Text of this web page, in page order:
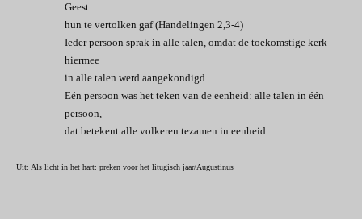
Geest
hun te vertolken gaf (Handelingen 2,3-4)
Ieder persoon sprak in alle talen, omdat de toekomstige kerk
hiermee
in alle talen werd aangekondigd.
Eén persoon was het teken van de eenheid: alle talen in één
persoon,
dat betekent alle volkeren tezamen in eenheid.
Uit: Als licht in het hart: preken voor het litugisch jaar/Augustinus